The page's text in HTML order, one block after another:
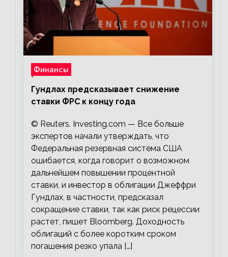
Финансы
Гундлах предсказывает снижение
ставки ФРС к концу года
© Reuters. Investing.com — Все больше
экспертов начали утверждать, что
Федеральная резервная система США
ошибается, когда говорит о возможном
дальнейшем повышении процентной
ставки, и инвестор в облигации Джеффри
Гундлах, в частности, предсказал
сокращение ставки, так как риск рецессии
растет, пишет Bloomberg. Доходность
облигаций с более коротким сроком
погашения резко упала […]